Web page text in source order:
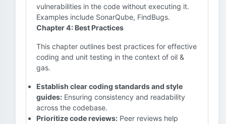
vulnerabilities in the code without executing it.
Examples include SonarQube, FindBugs.
Chapter 4: Best Practices
This chapter outlines best practices for effective
coding and unit testing in the context of oil &
gas.
Establish clear coding standards and style
guides: Ensuring consistency and readability
across the codebase.
Prioritize code reviews: Peer reviews help